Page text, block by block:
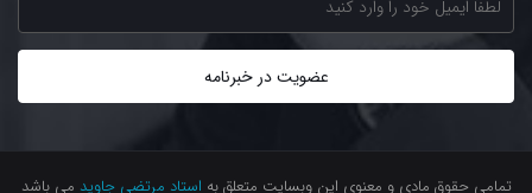
تمامی حقوق مادی و معنوی این وبسایت متعلق به استاد مرتضی جاوید می باشد